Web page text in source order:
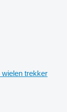
trekker